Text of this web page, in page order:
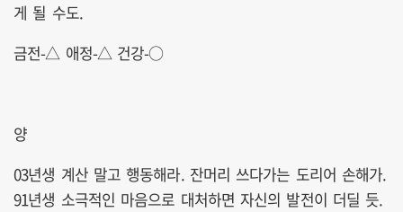
게 될 수도.
금전-△ 애정-△ 건강-○
양
03년생 계산 말고 행동해라. 잔머리 쓰다가는 도리어 손해가.
91년생 소극적인 마음으로 대처하면 자신의 발전이 더딜 듯.